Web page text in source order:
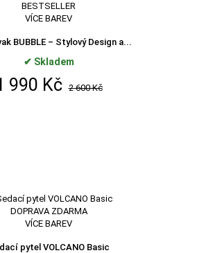
BESTSELLER
VÍCE BAREV
BUBBLE – Stylový Design a...
✔ Skladem
990 Kč 2 600 Kč
DOPRAVA ZDARMA
VÍCE BAREV
pytel VOLCANO Basic